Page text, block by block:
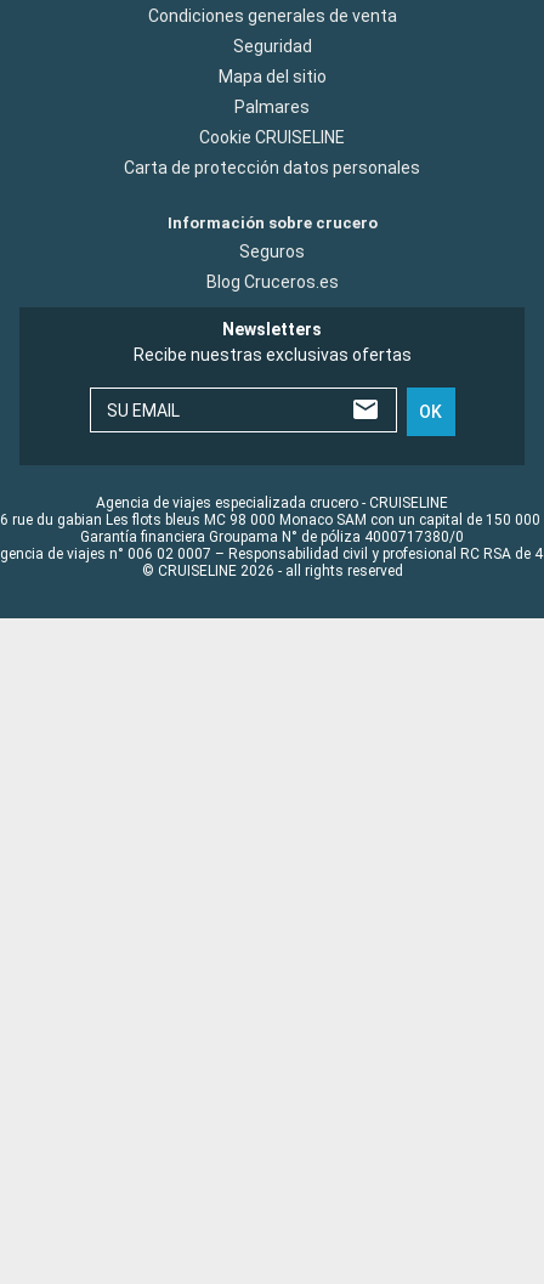
Condiciones generales de venta
Seguridad
Mapa del sitio
Palmares
Cookie CRUISELINE
Carta de protección datos personales
Información sobre crucero
Seguros
Blog Cruceros.es
Newsletters
Recibe nuestras exclusivas ofertas
SU EMAIL OK
Agencia de viajes especializada crucero - CRUISELINE
rue du gabian Les flots bleus MC 98 000 Monaco SAM con un capital de 150 000
Garantía financiera Groupama N° de póliza 4000717380/0
de viajes n° 006 02 0007 – Responsabilidad civil y profesional RC RSA de
© CRUISELINE 2026 - all rights reserved